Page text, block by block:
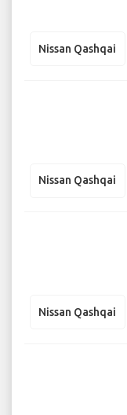
Nissan Qashqai
Nissan Qashqai
Nissan Qashqai